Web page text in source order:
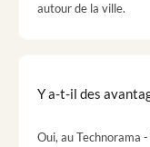
autour de la ville.
Y a-t-il des
Oui, au Technorama